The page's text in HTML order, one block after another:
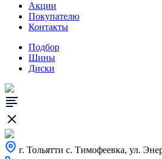
Акции
Покупателю
Контакты
Подбор
Шины
Диски
г. Тольятти с. Тимофеевка, ул.